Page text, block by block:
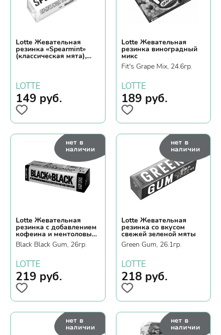
Lotte Жевательная
резинка «Spearmint»
(классическая мята),
15*28 г
LOTTE
149 руб.
Lotte Жевательная
резинка виноградный
микс
Fit's Grape Mix, 24.6гр.
LOTTE
189 руб.
нет в
наличии
Lotte Жевательная
резинка с добавлением
кофеина и ментоловым
вкусом
Black Black Gum, 26гр.
LOTTE
219 руб.
нет в
наличии
Lotte Жевательная
резинка со вкусом
свежей зеленой мяты
Green Gum, 26.1гр.
LOTTE
218 руб.
нет в
наличии
нет в
наличии